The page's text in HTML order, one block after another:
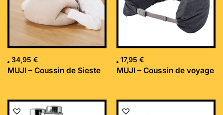
34,95 €
MUJI – Coussin de Sieste
17,95 €
MUJI – Coussin de voyage
Le
Le